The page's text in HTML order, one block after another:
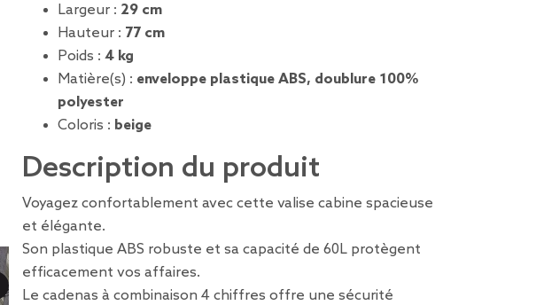
Largeur : 29 cm
Hauteur : 77 cm
Poids : 4 kg
Matière(s) : enveloppe plastique ABS, doublure 100%
polyester
Coloris : beige
Description du produit
Voyagez confortablement avec cette valise cabine spacieuse
et élégante.
Son plastique ABS robuste et sa capacité de 60L protègent
efficacement vos affaires.
Le cadenas à combinaison 4 chiffres offre une sécurité